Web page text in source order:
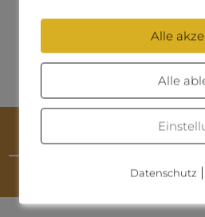
–
Alle
Alle
Datenschutz |